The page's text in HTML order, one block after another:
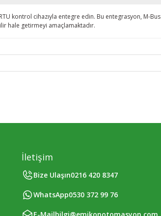
kontrol cihazıyla entegre edin. Bu entegrasyon, M-
hale getirmeyi amaçlamaktadır.
İletişim
Bize Ulaşın0216 420 8347
WhatsApp0530 372 99 76